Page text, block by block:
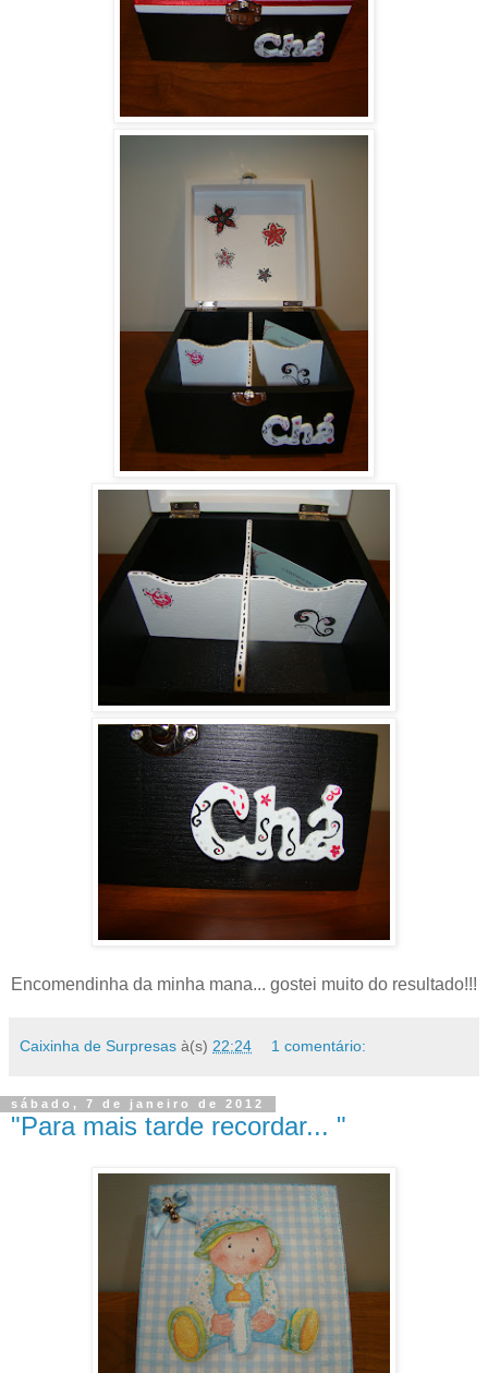
Encomendinha da minha mana... gostei muito do resultado!!!
Caixinha de Surpresas à(s) 22:24 1 comentário:
sábado, 7 de janeiro de 2012
"Para mais tarde recordar... "